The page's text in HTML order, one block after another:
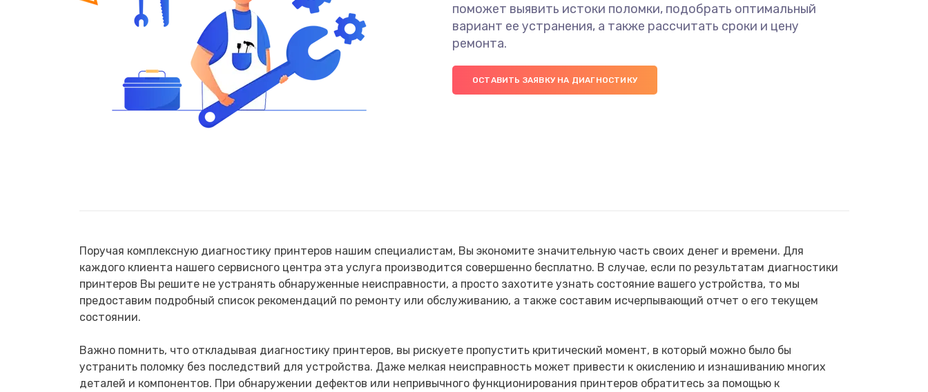
поможет выявить истоки поломки, подобрать оптимальный
вариант ее устранения, а также рассчитать сроки и цену
ремонта.
ОСТАВИТЬ ЗАЯВКУ НА ДИАГНОСТИКУ
Поручая комплексную диагностику принтеров нашим специалистам, Вы экономите значительную часть своих денег и времени. Для
каждого клиента нашего сервисного центра эта услуга производится совершенно бесплатно. В случае, если по результатам диагностики
принтеров Вы решите не устранять обнаруженные неисправности, а просто захотите узнать состояние вашего устройства, то мы
предоставим подробный список рекомендаций по ремонту или обслуживанию, а также составим исчерпывающий отчет о его текущем
состоянии.
Важно помнить, что откладывая диагностику принтеров, вы рискуете пропустить критический момент, в который можно было бы
устранить поломку без последствий для устройства. Даже мелкая неисправность может привести к окислению и изнашиванию многих
деталей и компонентов. При обнаружении дефектов или непривычного функционирования принтеров обратитесь за помощью к